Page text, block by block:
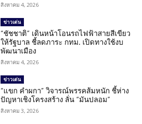
สิงหาคม 4, 2026
ข่าวเด่น
“ชัชชาติ” เดินหน้าโอนรถไฟฟ้าสายสีเขียว
ให้รัฐบาล ชี้ลดภาระ กทม. เปิดทางใช้งบ
พัฒนาเมือง
สิงหาคม 4, 2026
ข่าวเด่น
“แขก คำผกา” วิจารณ์พรรคส้มหนัก ชี้ห่าง
ปัญหาเชิงโครงสร้าง ลั่น “มันปลอม”
สิงหาคม 3, 2026